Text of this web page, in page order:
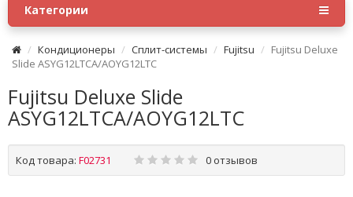
Категории
Кондиционеры Сплит-системы Fujitsu
Fujitsu Deluxe
Slide ASYG12LTCA/AOYG12LTC
Fujitsu Deluxe Slide
ASYG12LTCA/AOYG12LTC
Код товара: F02731 0 отзывов